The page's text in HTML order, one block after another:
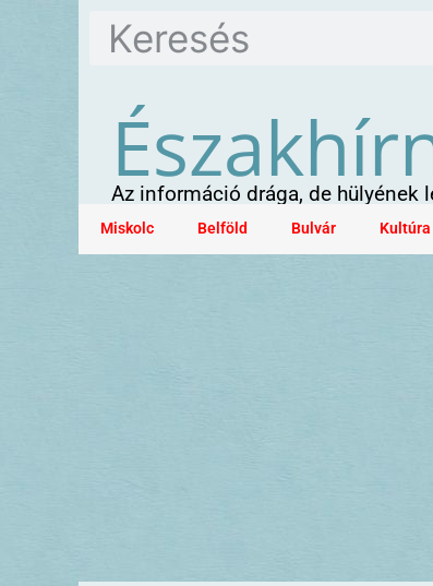
Az információ drága, de
Miskolc Belföld Bulvár Kultúra